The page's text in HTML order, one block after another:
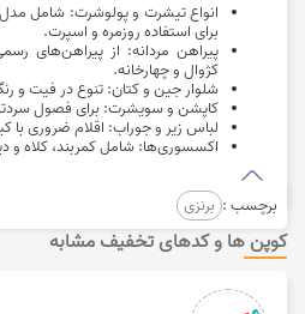
انواع تیشرت و پولوشرت: شامل
برای استفاده روزمره و اسپرت.
پیراهن مردانه: از پیراهن‌های
کژوال و چهارخانه.
شلوار جین و کتان: تنوع در فیت و
کاپشن و سویشرت: برای فصول
لباس زیر و جوراب: اقلام ضروری با
اکسسوری‌ها: شامل کمربند، کلاه و
برچسب : برنزی
کوپن ها و کدهای تخفیف مشابه